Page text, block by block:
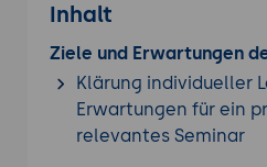
Inhalt
Ziele und Erwartungen
Klärung individueller
Erwartungen für ein
relevantes Seminar